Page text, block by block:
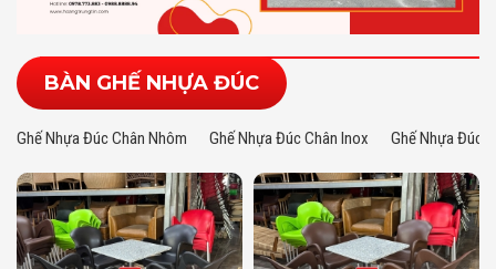
BÀN GHẾ NHỰA ĐÚC
Ghế Nhựa Đúc Chân Nhôm Ghế Nhựa Đúc Chân Inox Ghế Nhựa Đúc